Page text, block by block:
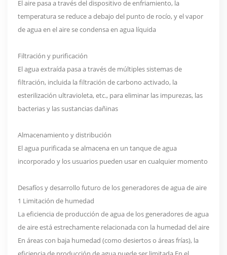
El aire pasa a través del dispositivo de enfriamiento, la
temperatura se reduce a debajo del punto de rocío, y el vapor
de agua en el aire se condensa en agua líquida
Filtración y purificación
El agua extraída pasa a través de múltiples sistemas de
filtración, incluida la filtración de carbono activado, la
esterilización ultravioleta, etc., para eliminar las impurezas, las
bacterias y las sustancias dañinas
Almacenamiento y distribución
El agua purificada se almacena en un tanque de agua
incorporado y los usuarios pueden usar en cualquier momento
Desafíos y desarrollo futuro de los generadores de agua de aire
1 Limitación de humedad
La eficiencia de producción de agua de los generadores de agua
de aire está estrechamente relacionada con la humedad del aire
En áreas con baja humedad (como desiertos o áreas frías), la